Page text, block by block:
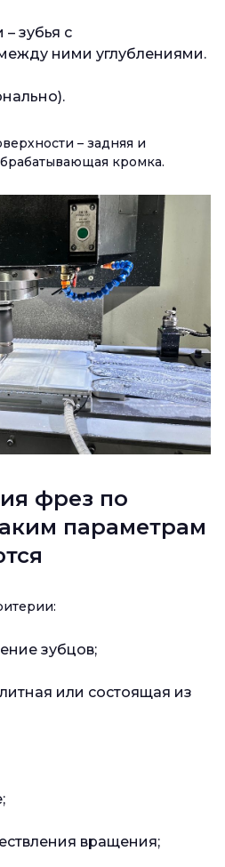
зубья с
ними углублениями.
– задняя и
кромка.
фрез по
параметрам
зубцов;
или состоящая из
вращения;